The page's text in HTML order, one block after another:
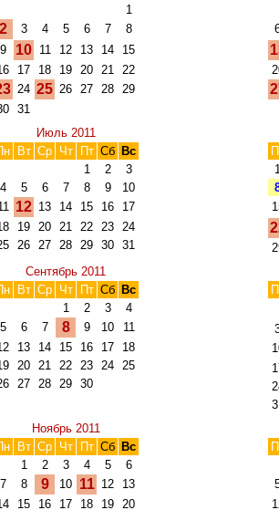
1
2 3 4 5 6 7
8
9
10 11 12 13 14
15
17 18 19 20 21 22
24 25 26 27 28 29
31
Июль 2011
Вт Ср Чт Пт Сб Вс
1
2
3
4
5 6 7 8 9
10
12 13 14 15 16
17
19 20 21 22 23 24
26 27 28 29 30 31
Сентябрь 2011
Вт Ср Чт Пт Сб Вс
1
2 3
4
5
6 7 8 9 10
11
13 14 15 16 17
18
20 21 22 23 24 25
27 28 29 30
Ноябрь 2011
Вт Ср Чт Пт Сб Вс
1
2 3 4 5
6
7
8 9 10 11 12
13
15 16 17 18 19 20